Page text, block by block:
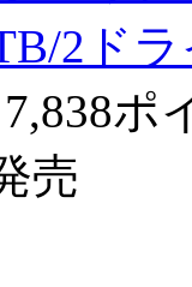
2ド
7,838ポ
売